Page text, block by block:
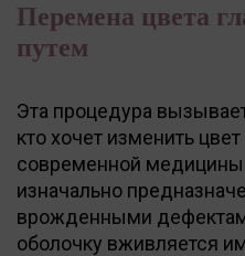
Перемена цвета
путем
Эта процедура
кто хочет изменить
современной
изначально
врожденными
оболочку вживляется